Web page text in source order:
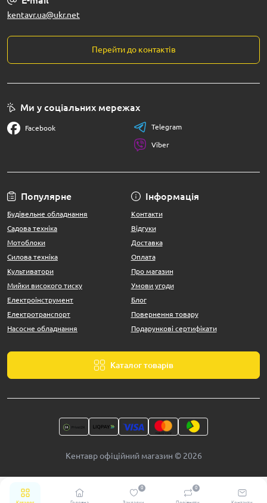
0 0
kentavr.ua@ukr.net
Перейти до контактів
Популярне
Будівельне обладнання
Садова техніка
Мотоблоки
Силова техніка
Культиватори
Мийки високого тиску
Електроінструмент
Електротранспорт
Насосне обладнання
Інформація
Контакти
Відгуки
Доставка
Оплата
Про магазин
Умови угоди
Блог
Повернення товару
Подарункові сертифікати
Каталог товарів
Ми у соціальних мережах
Facebook Telegram
Viber
Кентавр офіційний магазин © 2026